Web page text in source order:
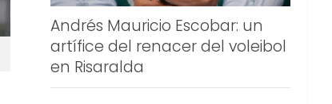
Andrés Mauricio Escobar: un
artífice del renacer del voleibol
en Risaralda